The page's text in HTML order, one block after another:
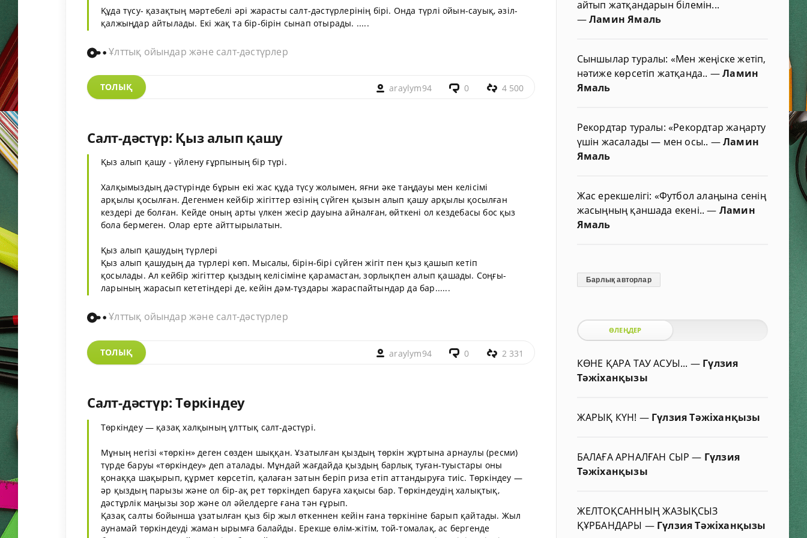
Құда түсу- қазақтың мәртебелі әрі жарасты салт-дәстүрлерінің бірі. Онда түрлі ойын-сауық, әзіл-
қалжыңдар айтылады. Екі жақ та бір-бірін сынап отырады. .....
Ұлттық ойындар және салт-дәстүрлер
ТОЛЫҚ araylym94 0 4 500
Салт-дәстүр: Қыз алып қашу
Қыз алып қашу - үйлену ғұрпының бір түрі.
Халқымыздың дәстүрінде бұрын екі жас құда түсу жолымен, яғни әке таңдауы мен келісімі
арқылы қосылған. Дегенмен кейбір жігіттер өзінің сүйген қызын алып қашу арқылы қосылған
кездері де болған. Кейде оның арты үлкен жесір дауына айналған, өйткені ол кездебасы бос қыз
бола бермеген. Олар ерте айттырылатын.
Қыз алып қашудың түрлері
Қыз алып қашудың да түрлері көп. Мысалы, бірін-бірі сүйген жігіт пен қыз қашып кетіп
қосылады. Ал кейбір жігіттер қыздың келісіміне қарамастан, зорлықпен алып қашады. Соңғы-
ларының жарасып кететіндері де, кейін дәм-тұздары жараспайтындар да бар......
Ұлттық ойындар және салт-дәстүрлер
ТОЛЫҚ araylym94 0 2 331
Салт-дәстүр: Төркіндеу
Төркіндеу — қазақ халқының ұлттық салт-дәстүрі.
Мұның негізі «төркін» деген сөзден шыққан. Ұзатылған қыздың төркін жұртына арнаулы (ресми)
түрде баруы «төркіндеу» деп аталады. Мұндай жағдайда қыздың барлық туған-туыстары оны
қонаққа шақырып, құрмет көрсетіп, қалаған затын беріп риза етіп аттандыруға тиіс. Төркіндеу —
әр қыздың парызы және ол бір-ақ рет төркіндеп баруға хақысы бар. Төркіндеудің халықтық,
дәстұрлік маңызы зор және ол әйелдерге ғана тән ғұрып.
Қазақ салты бойынша ұзатылған қыз бір жыл өткеннен кейін ғана төркініне барып қайтады. Жыл
аунамай төркіндеуді жаман ырымға балайды. Ерекше өлім-жітім, той-томалақ, ас бергенде
айтып жатқандарын білемін...
—Ламин Ямаль
Сыншылар туралы: «Мен жеңіске жетіп,
нәтиже көрсетіп жатқанда.. —Ламин
Ямаль
Рекордтар туралы: «Рекордтар жаңарту
үшін жасалады — мен осы.. —Ламин
Ямаль
Жас ерекшелігі: «Футбол алаңына сенің
жасыңның қаншада екені..— Ламин
Ямаль
Барлық авторлар
ӨЛЕҢДЕР
КӨНЕ ҚАРА ТАУ АСУЫ... — Гүлзия
Тәжіханқызы
ЖАРЫҚ КҮН! — Гүлзия Тәжіханқызы
БАЛАҒА АРНАЛҒАН СЫР— Гүлзия
Тәжіханқызы
ЖЕЛТОҚСАННЫҢ ЖАЗЫҚСЫЗ
ҚҰРБАНДАРЫ — Гүлзия Тәжіханқызы